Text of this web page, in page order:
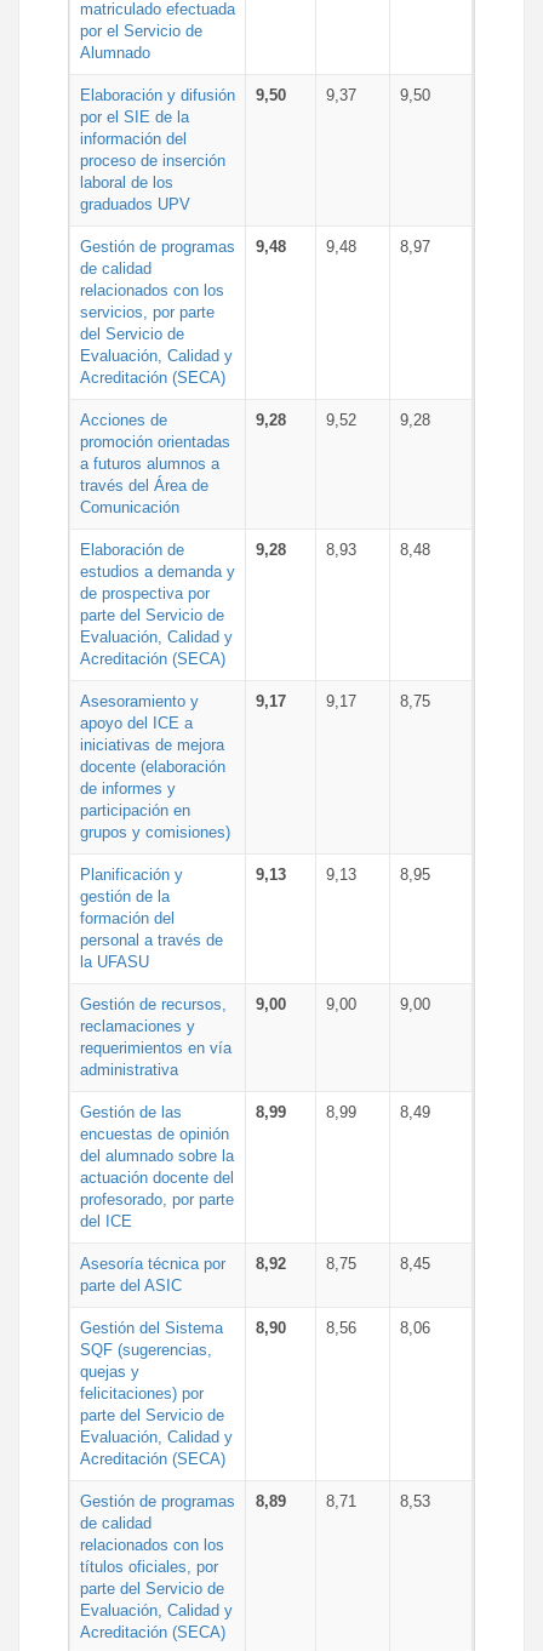
matriculado efectuada
por el Servicio de
Alumnado
Elaboración y difusión
por el SIE de la
información del
proceso de inserción
laboral de los
graduados UPV
9,50 9,37 9,50
Gestión de programas
de calidad
relacionados con los
servicios, por parte
del Servicio de
Evaluación, Calidad y
Acreditación (SECA)
9,48 9,48 8,97
Acciones de
promoción orientadas
a futuros alumnos a
través del Área de
Comunicación
9,28 9,52 9,28
Elaboración de
estudios a demanda y
de prospectiva por
parte del Servicio de
Evaluación, Calidad y
Acreditación (SECA)
9,28 8,93 8,48
Asesoramiento y
apoyo del ICE a
iniciativas de mejora
docente (elaboración
de informes y
participación en
grupos y comisiones)
9,17 9,17 8,75
Planificación y
gestión de la
formación del
personal a través de
la UFASU
9,13 9,13 8,95
Gestión de recursos,
reclamaciones y
requerimientos en vía
administrativa
9,00 9,00 9,00
Gestión de las
encuestas de opinión
del alumnado sobre la
actuación docente del
profesorado, por parte
del ICE
8,99 8,99 8,49
Asesoría técnica por
parte del ASIC
8,92 8,75 8,45
Gestión del Sistema
SQF (sugerencias,
quejas y
felicitaciones) por
parte del Servicio de
Evaluación, Calidad y
Acreditación (SECA)
8,90 8,56 8,06
Gestión de programas
de calidad
relacionados con los
títulos oficiales, por
parte del Servicio de
Evaluación, Calidad y
Acreditación (SECA)
8,89 8,71 8,53